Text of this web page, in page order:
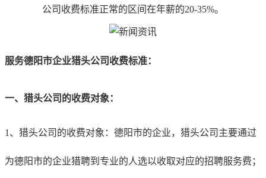
公司收费标准正常的区间在年薪的20-35%。
服务德阳市企业猎头公司收费标准：
一、猎头公司的收费对象：
1、猎头公司的收费对象：德阳市的企业，猎头公司主要通过
为德阳市的企业猎聘到专业的人选以收取对应的招聘服务费；